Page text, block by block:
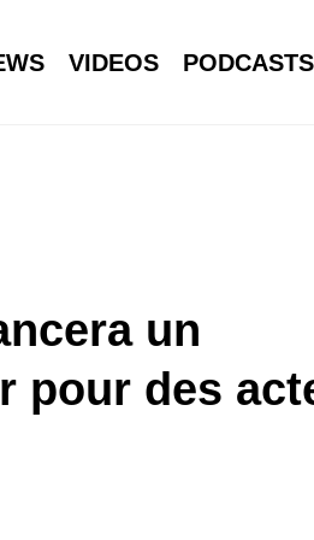
VIDEOS PODCASTS
un
pour des